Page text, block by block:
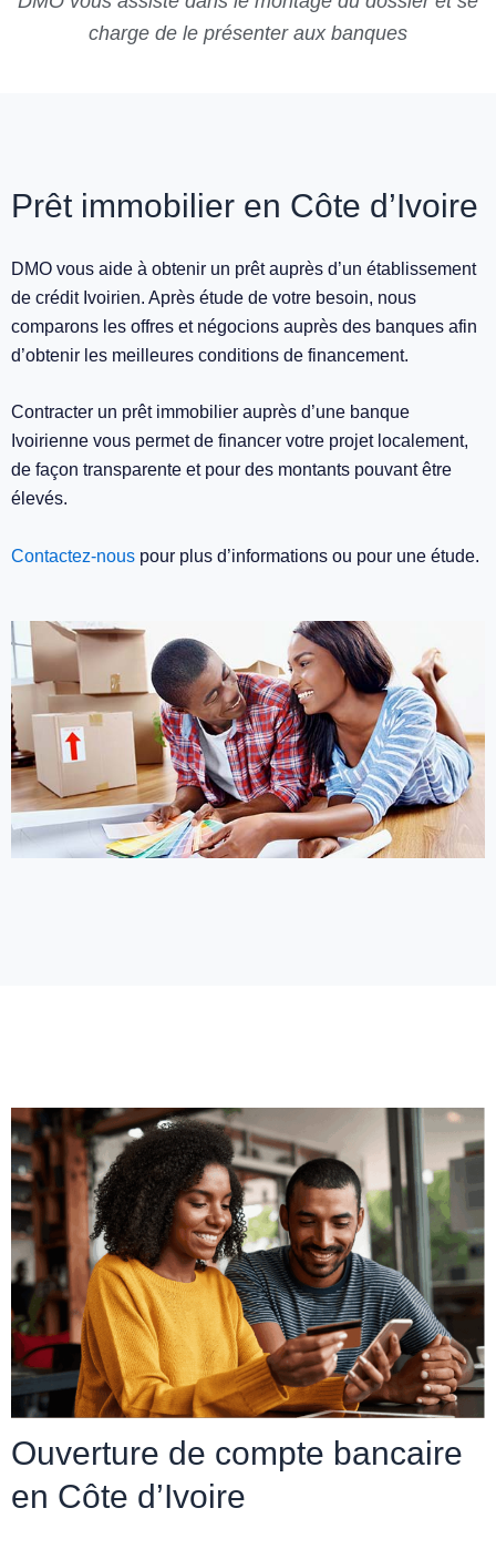
charge de le présenter aux banques
Prêt immobilier en Côte d’Ivoire
DMO vous aide à obtenir un prêt auprès d’un établissement
de crédit Ivoirien. Après étude de votre besoin, nous
comparons les offres et négocions auprès des banques afin
d’obtenir les meilleures conditions de financement.
Contracter un prêt immobilier auprès d’une banque
Ivoirienne vous permet de financer votre projet localement,
de façon transparente et pour des montants pouvant être
élevés.
Contactez-nous pour plus d’informations ou pour une étude.
Ouverture de compte bancaire
en Côte d’Ivoire